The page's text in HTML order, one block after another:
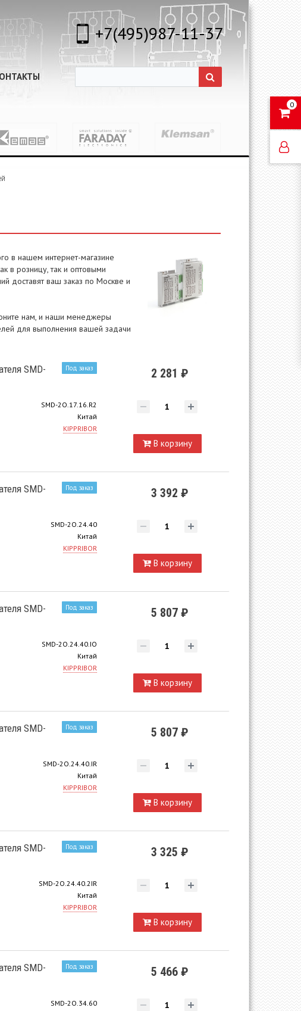
0
+7(495)987-11-37
в нашем интернет-магазине
в розницу, так и оптовыми
доставят ваш заказ по Москве и
нам, и наши менеджеры
для выполнения вашей задачи
Под заказ
SMD-
SMD-2O.17.16.R2
Китай
KIPPRIBOR
2 281 ₽
В корзину
Под заказ
SMD-
SMD-2O.24.40
Китай
KIPPRIBOR
3 392 ₽
В корзину
Под заказ
SMD-
SMD-2O.24.40.IO
Китай
KIPPRIBOR
5 807 ₽
В корзину
Под заказ
SMD-
SMD-2O.24.40.IR
Китай
KIPPRIBOR
5 807 ₽
В корзину
Под заказ
SMD-
SMD-2O.24.40.2IR
Китай
KIPPRIBOR
3 325 ₽
В корзину
Под заказ
SMD-
SMD-2O.34.60
5 466 ₽